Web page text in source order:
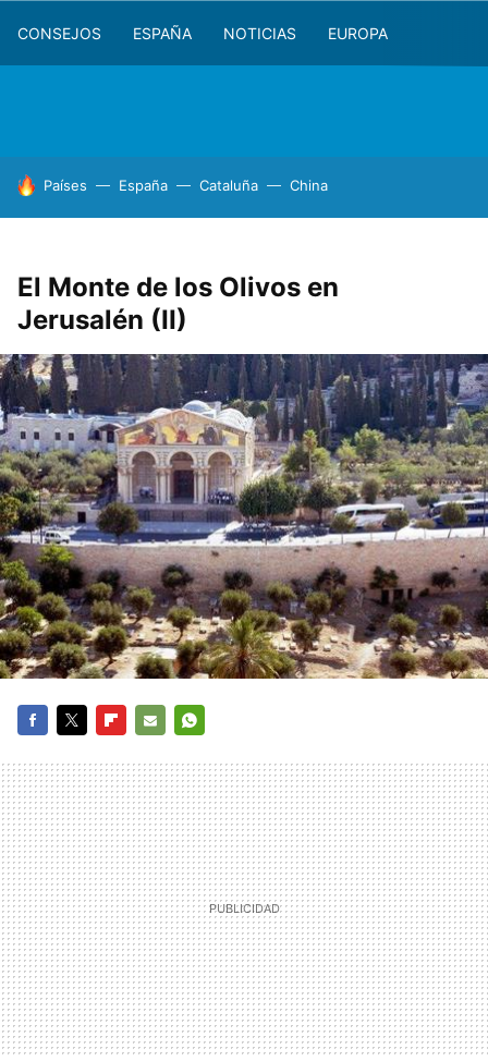
CONSEJOS ESPAÑA NOTICIAS EUROPA
HOY SE HABLA DE
Países España Cataluña China
El Monte de los Olivos en
Jerusalén (II)
MAIL